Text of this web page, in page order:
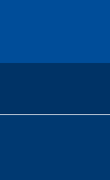
nell'ambito del
modo 4.0 Unported